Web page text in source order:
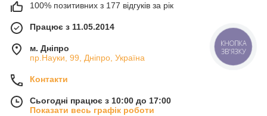
100% позитивних з 177 відгуків за рік
Працює з 11.05.2014
м. Дніпро
пр.Науки, 99, Дніпро, Україна
Контакти
Сьогодні працює з 10:00 до 17:00
Показати весь графік роботи
КНОПКА
ЗВ'ЯЗКУ